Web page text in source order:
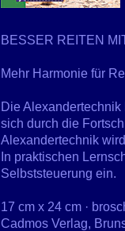
BESSER REITEN
Mehr Harmonie für
Die
sich durch die
Alexandertechnik
In praktischen
Selbststeuerung ein.
17 cm x 24 cm ·
Cadmos Verlag,